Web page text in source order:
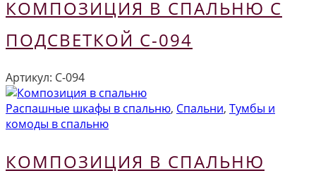
КОМПОЗИЦИЯ В СПАЛЬНЮ С
ПОДСВЕТКОЙ С-094
Артикул: С-094
Распашные шкафы в спальню, Спальни, Тумбы и
комоды в спальню
КОМПОЗИЦИЯ В СПАЛЬНЮ